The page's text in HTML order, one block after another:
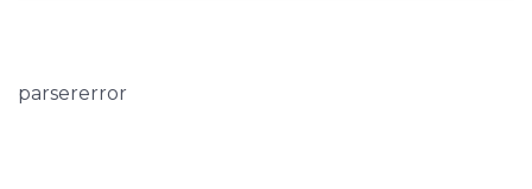
parsererror